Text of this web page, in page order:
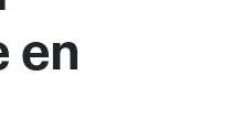
en